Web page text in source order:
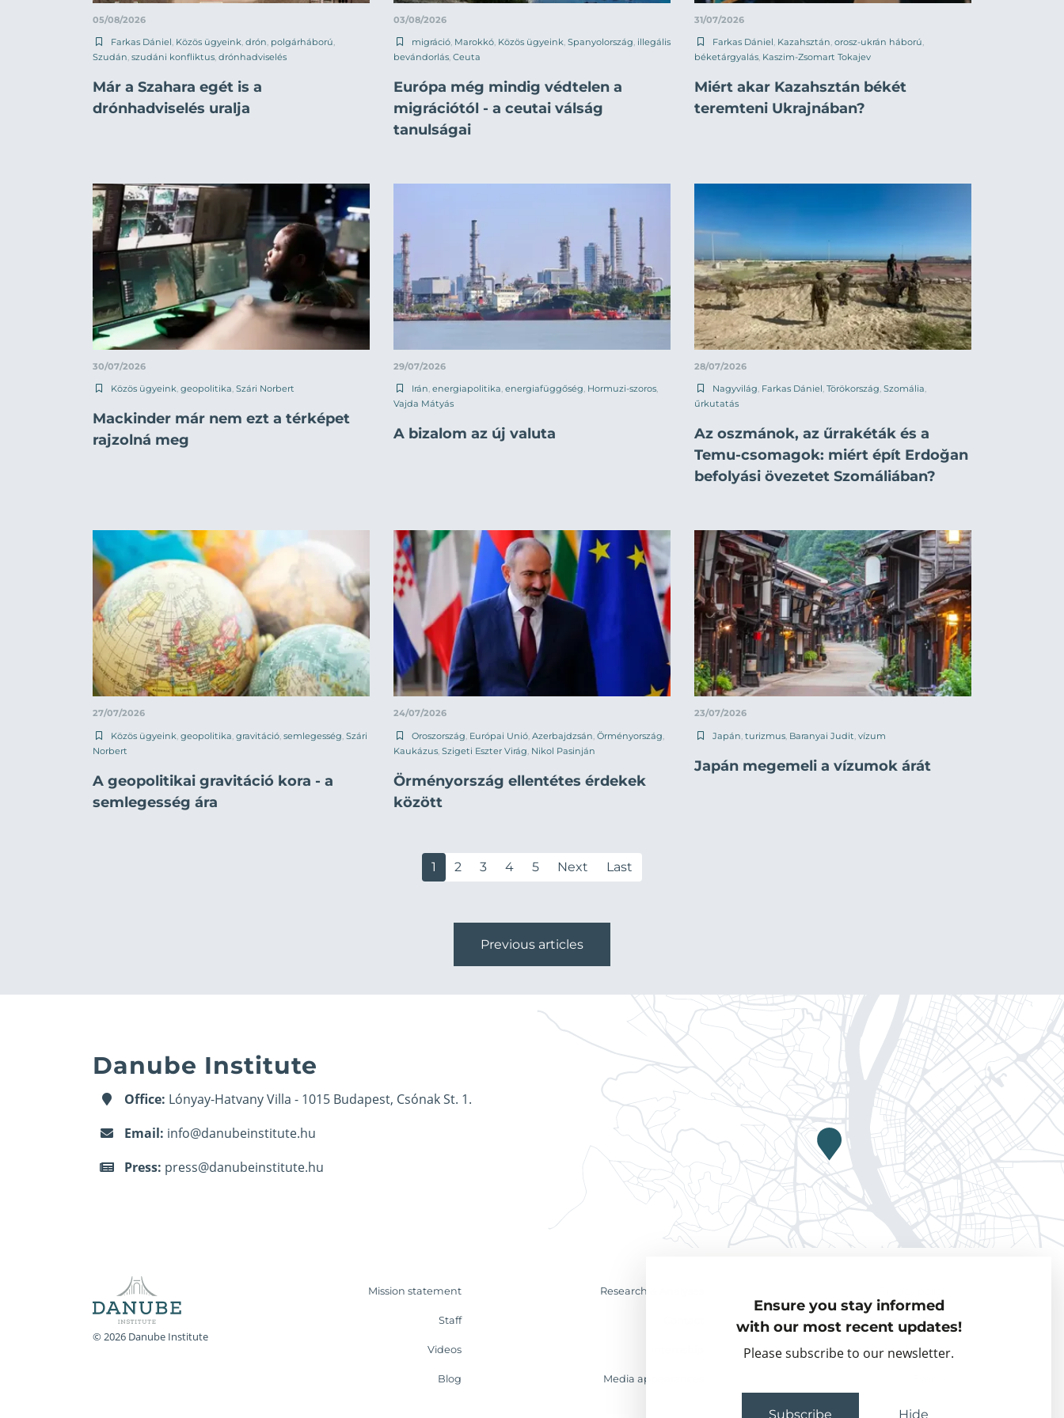
Ensure you stay informed
with our most recent updates!
Please subscribe to our newsletter.
Subscribe Hide
05/08/2026
Farkas Dániel Közös ügyeink drón polgárháború
Szudán szudáni konfliktus drónhadviselés
Már a Szahara egét is a
drónhadviselés uralja
03/08/2026
migráció Marokkó Közös ügyeink Spanyolország illegális
bevándorlás Ceuta
Európa még mindig védtelen a
migrációtól - a ceutai válság
tanulságai
31/07/2026
Farkas Dániel Kazahsztán orosz-ukrán háború
béketárgyalás Kaszim-Zsomart Tokajev
Miért akar Kazahsztán békét
teremteni Ukrajnában?
30/07/2026
Közös ügyeink, geopolitika, Szári Norbert
Mackinder már nem ezt a térképet
rajzolná meg
29/07/2026
Irán, energiapolitika, energiafüggőség, Hormuzi-szoros,
Vajda Mátyás
A bizalom az új valuta
28/07/2026
Nagyvilág, Farkas Dániel, Törökország, Szomália,
űrkutatás
Az oszmánok, az űrrakéták és a
Temu-csomagok: miért épít Erdoğan
befolyási övezetet Szomáliában?
27/07/2026
Közös ügyeink geopolitika gravitáció semlegesség Szári
Norbert
A geopolitikai gravitáció kora - a
semlegesség ára
24/07/2026
Oroszország Európai Unió Azerbajdzsán Örményország
Kaukázus Szigeti Eszter Virág Nikol Pasinján
Örményország ellentétes érdekek
között
23/07/2026
Japán turizmus Baranyai Judit vízum
Japán megemeli a vízumok árát
1 2 3 4 5 Next Last
Previous articles
Danube Institute
Office: Lónyay-Hatvany Villa - 1015 Budapest, Csónak St. 1.
Email: info@danubeinstitute.hu
Press: press@danubeinstitute.hu
© 2026 Danube Institute
Mission statement Research & Analyses
Staff Visiting Fellows
Videos Partner organisations
Blog Media appearances